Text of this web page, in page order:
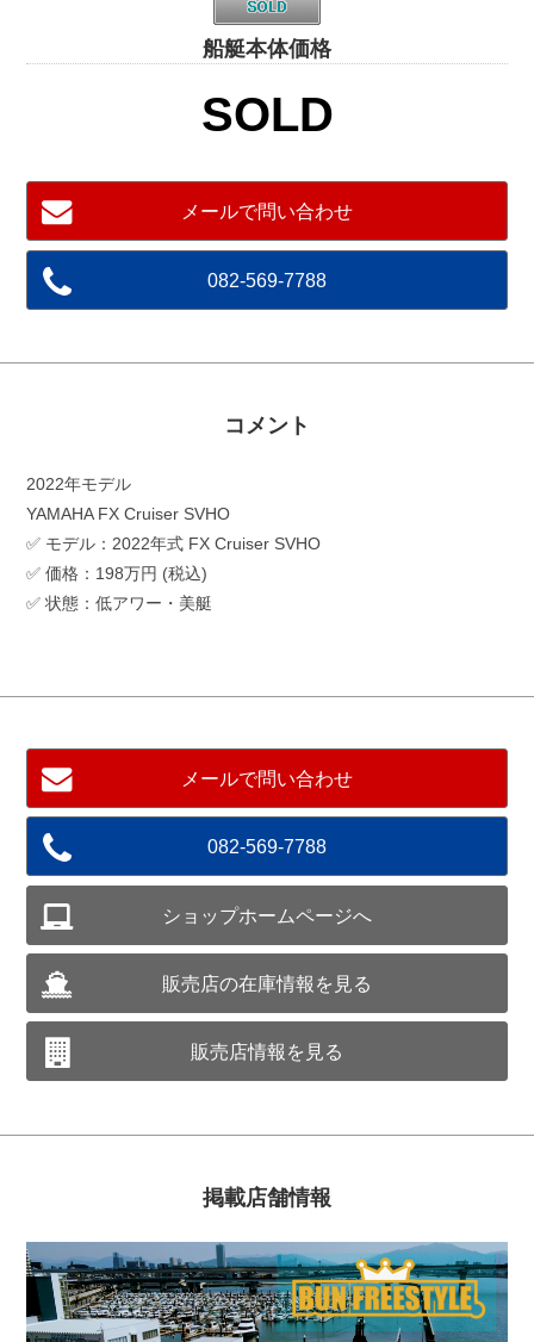
船艇本体価格
SOLD
メールで問い合わせ
082-569-7788
コメント
2022年モデル
YAMAHA FX Cruiser SVHO
✅ モデル：2022年式 FX Cruiser SVHO
✅ 価格：198万円 (税込)
✅ 状態：低アワー・美艇
メールで問い合わせ
082-569-7788
ショップホームページへ
販売店の在庫情報を見る
販売店情報を見る
掲載店舗情報